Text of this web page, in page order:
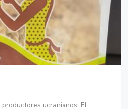
ucranianos. El